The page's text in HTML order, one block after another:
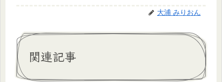
大浦 みりおん
関連記事